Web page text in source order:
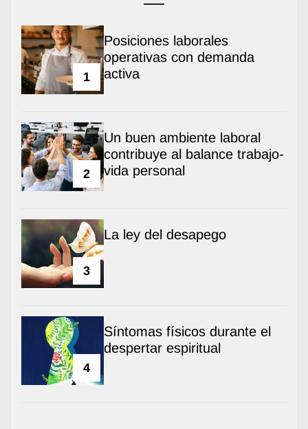
1
Posiciones laborales
operativas con demanda
activa
2
Un buen ambiente laboral
contribuye al balance trabajo-
vida personal
3
La ley del desapego
4
Síntomas físicos durante el
despertar espiritual